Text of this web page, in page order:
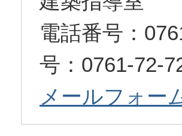
電話番号：
号：0761-72-
メールフォー